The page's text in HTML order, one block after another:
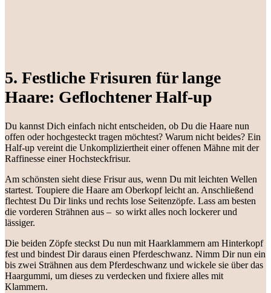
5. Festliche Frisuren für lange
Haare: Geflochtener Half-up
Du kannst Dich einfach nicht entscheiden, ob Du die Haare nun
offen oder hochgesteckt tragen möchtest? Warum nicht beides? Ein
Half-up vereint die Unkompliziertheit einer offenen Mähne mit der
Raffinesse einer Hochsteckfrisur.
Am schönsten sieht diese Frisur aus, wenn Du mit leichten Wellen
startest. Toupiere die Haare am Oberkopf leicht an. Anschließend
flechtest Du Dir links und rechts lose Seitenzöpfe. Lass am besten
die vorderen Strähnen aus – so wirkt alles noch lockerer und
lässiger.
Die beiden Zöpfe steckst Du nun mit Haarklammern am Hinterkopf
fest und bindest Dir daraus einen Pferdeschwanz. Nimm Dir nun ein
bis zwei Strähnen aus dem Pferdeschwanz und wickele sie über das
Haargummi, um dieses zu verdecken und fixiere alles mit
Klammern.